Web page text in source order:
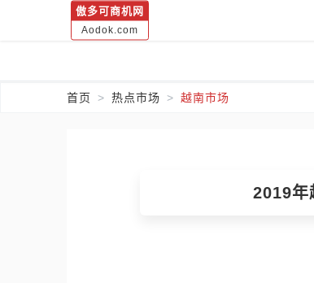
傲多可商机网
Aodok.com
首页 热点市场 越南市场
2019年